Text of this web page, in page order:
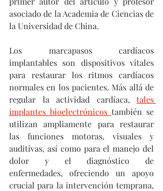
asociado de la Academia de Ciencias de
la Universidad de China.
Los marcapasos cardíacos
implantables son dispositivos vitales
para restaurar los ritmos cardíacos
normales en los pacientes. Más allá de
regular la actividad cardíaca, tales
implantes bioelectrónicos también se
utilizan ampliamente para restaurar
las funciones motoras, visuales y
auditivas, así como para el manejo del
dolor y el diagnóstico de
enfermedades, ofreciendo un apoyo
crucial para la intervención temprana,